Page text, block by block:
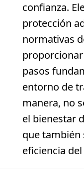
confianza.
protección
normativas
pasos
entorno de
manera, no
el bienestar
que también
eficiencia